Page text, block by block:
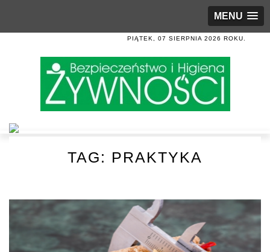
MENU
PIĄTEK, 07 SIERPNIA 2026 ROKU.
TAG: PRAKTYKA